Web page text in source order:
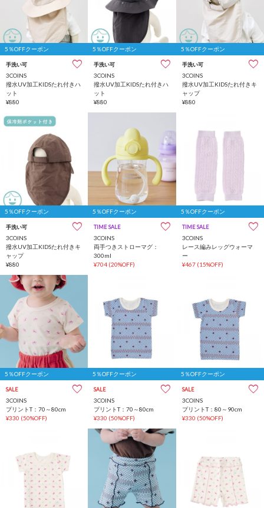
5％OFFクーポン
手洗い可
3COINS
撥水UV加工KIDSたれ付きハ
ット
¥880
5％OFFクーポン
手洗い可
3COINS
撥水UV加工KIDSたれ付きハ
ット
¥880
5％OFFクーポン
手洗い可
3COINS
撥水UV加工KIDSたれ付きキ
ャップ
¥880
5％OFFクーポン
手洗い可
3COINS
撥水UV加工KIDSたれ付きキ
ャップ
¥880
5％OFFクーポン
TIME SALE
3COINS
両手つきストローマグ：
300ml
¥704 (20%OFF)
5％OFFクーポン
TIME SALE
3COINS
レース編みレッグウォーマ
ー
¥467 (15%OFF)
5％OFFクーポン
SALE
3COINS
プリントT：70～80cm
¥330 (50%OFF)
5％OFFクーポン
SALE
3COINS
プリントT：70～80cm
¥330 (50%OFF)
5％OFFクーポン
SALE
3COINS
プリントT：80～90cm
¥330 (50%OFF)